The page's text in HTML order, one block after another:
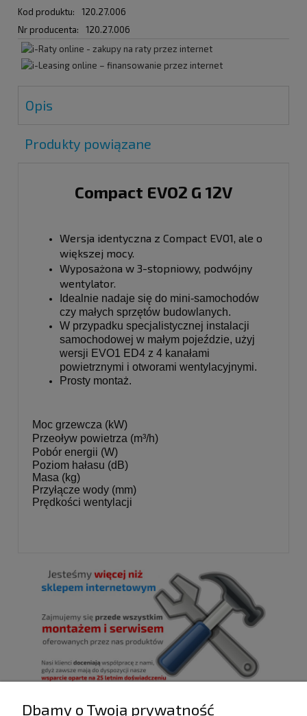
Kod produktu:
120.27.006
Nr producenta:
120.27.006
Opis
Produkty powiązane
Compact EVO2 G 12V
Wersja identyczna z Compact EVO1, ale o
większej mocy.
Wyposażona w 3-stopniowy, podwójny
wentylator.
Idealnie nadaje się do mini-samochodów
czy małych sprzętów budowlanych.
W przypadku specjalistycznej instalacji
samochodowej w małym pojeździe, użyj
wersji EVO1 ED4 z 4 kanałami
powietrznymi i otworami wentylacyjnymi.
Prosty montaż.
Moc grzewcza (kW)
Przeoływ powietrza (m³/h)
Pobór energii (W)
Poziom hałasu (dB)
Masa (kg)
Przyłącze wody (mm)
Prędkości wentylacji
Dbamy o Twoją prywatność